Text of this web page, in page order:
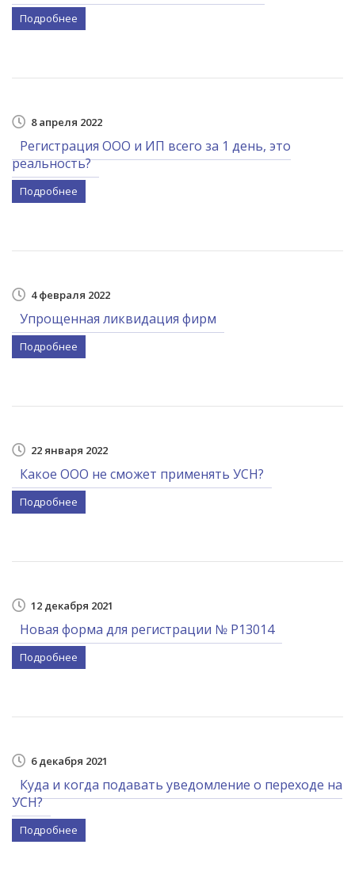
Подробнее
8 апреля 2022
Регистрация ООО и ИП всего за 1 день, это
реальность?
Подробнее
4 февраля 2022
Упрощенная ликвидация фирм
Подробнее
22 января 2022
Какое ООО не сможет применять УСН?
Подробнее
12 декабря 2021
Новая форма для регистрации № Р13014
Подробнее
6 декабря 2021
Куда и когда подавать уведомление о переходе на
УСН?
Подробнее